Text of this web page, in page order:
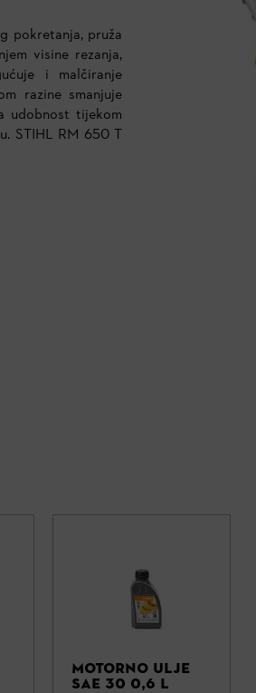
pokretanja, pruža
visine rezanja,
i malčiranje
razine smanjuje
udobnost tijekom
STIHL RM 650 T
MOTORNO ULJE
SAE 30 0,6 L